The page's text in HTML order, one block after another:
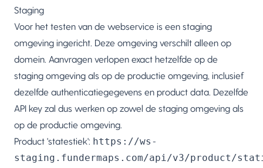
Staging
Voor het testen van de webservice is een staging
omgeving ingericht. Deze omgeving verschilt alleen op
domein. Aanvragen verlopen exact hetzelfde op de
staging omgeving als op de productie omgeving, inclusief
dezelfde authenticatiegegevens en product data. Dezelfde
API key zal dus werken op zowel de staging omgeving als
op de productie omgeving.
Product 'statestiek': https://ws-
staging.fundermaps.com/api/v3/product/